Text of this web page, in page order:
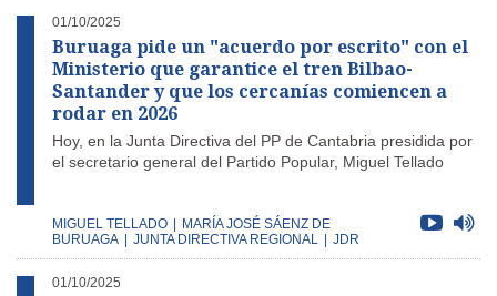
01/10/2025
Buruaga pide un "acuerdo por escrito" con el
Ministerio que garantice el tren Bilbao-
Santander y que los cercanías comiencen a
rodar en 2026
Hoy, en la Junta Directiva del PP de Cantabria presidida por
el secretario general del Partido Popular, Miguel Tellado
MIGUEL TELLADO
MARÍA JOSÉ SÁENZ DE
BURUAGA
JUNTA DIRECTIVA REGIONAL JDR
01/10/2025